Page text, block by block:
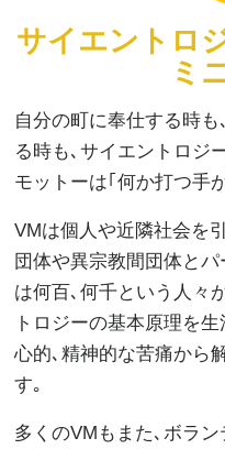
サイエントロ
ミ
自分の町に奉仕する時
る時も､サイエントロジ
モットーは｢何か打つ手
VMは個人や近隣社会を
団体や異宗教間団体と
は何百､何千という人々
トロジーの基本原理を
心的､精神的な苦痛から
す｡
多くのVMもまた､ボラ